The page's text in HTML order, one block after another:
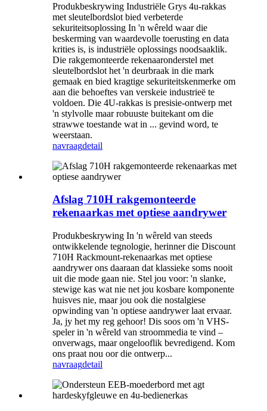
Produkbeskrywing Industriële Grys 4u-rakkas
met sleutelbordslot bied verbeterde
sekuriteitsoplossing In 'n wêreld waar die
beskerming van waardevolle toerusting en data
krities is, is industriële oplossings noodsaaklik.
Die rakgemonteerde rekenaaronderstel met
sleutelbordslot het 'n deurbraak in die mark
gemaak en bied kragtige sekuriteitskenmerke om
aan die behoeftes van verskeie industrieë te
voldoen. Die 4U-rakkas is presisie-ontwerp met
'n stylvolle maar robuuste buitekant om die
strawwe toestande wat in ... gevind word, te
weerstaan.
navraagdetail
Afslag 710H rakgemonteerde
rekenaarkas met optiese aandrywer
Produkbeskrywing In 'n wêreld van steeds
ontwikkelende tegnologie, herinner die Discount
710H Rackmount-rekenaarkas met optiese
aandrywer ons daaraan dat klassieke soms nooit
uit die mode gaan nie. Stel jou voor: 'n slanke,
stewige kas wat nie net jou kosbare komponente
huisves nie, maar jou ook die nostalgiese
opwinding van 'n optiese aandrywer laat ervaar.
Ja, jy het my reg gehoor! Dis soos om 'n VHS-
speler in 'n wêreld van stroommedia te vind –
onverwags, maar ongelooflik bevredigend. Kom
ons praat nou oor die ontwerp...
navraagdetail